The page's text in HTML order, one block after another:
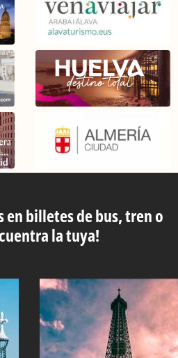
en billetes de bus, tren o
la tuya!